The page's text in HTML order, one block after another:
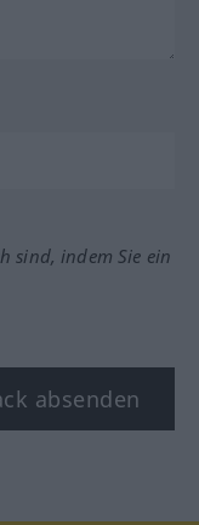
sind, indem Sie ein
absenden